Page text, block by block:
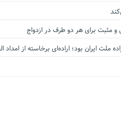
مثبت برای هر دو طرف در ازدواج
ملت ایران بود؛ اراده‌ای برخاسته از امداد